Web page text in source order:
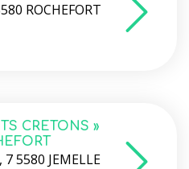
ROCHEFORT
CRETONS »
5580 JEMELLE